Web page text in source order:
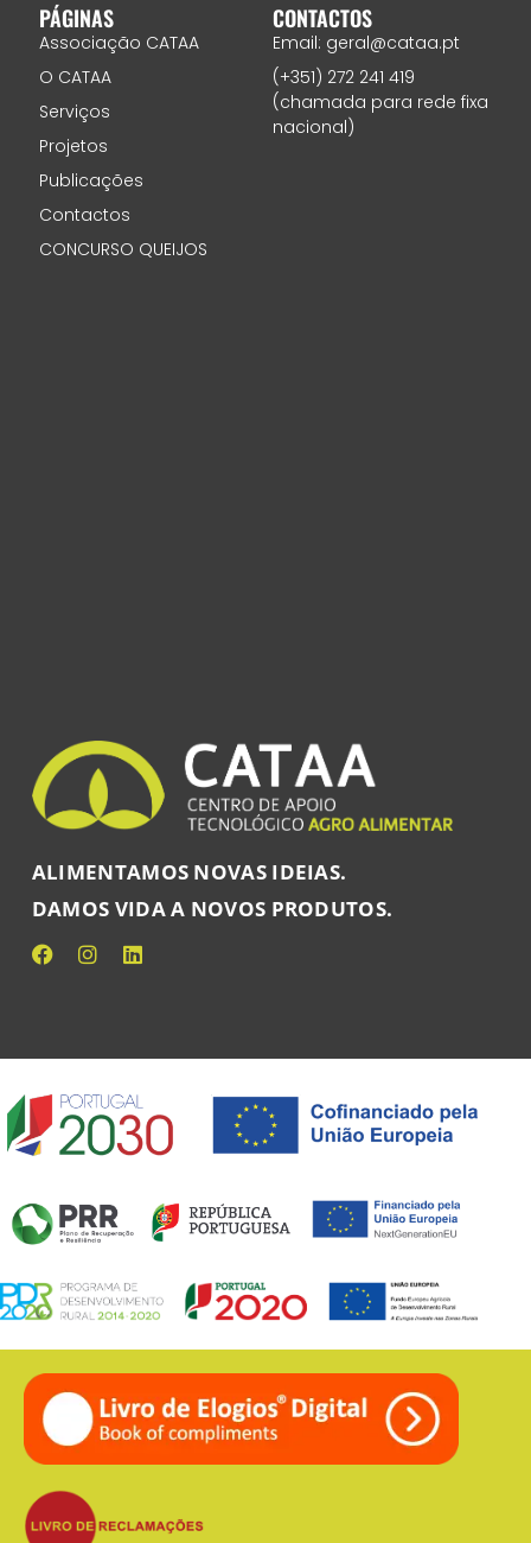
ALIMENTAMOS NOVAS IDEIAS.
DAMOS VIDA A NOVOS PRODUTOS.
PÁGINAS
Associação CATAA
O CATAA
Serviços
Projetos
Publicações
Contactos
CONCURSO QUEIJOS
CONTACTOS
Email: geral@cataa.pt
(+351) 272 241 419
(chamada para rede fixa
nacional)